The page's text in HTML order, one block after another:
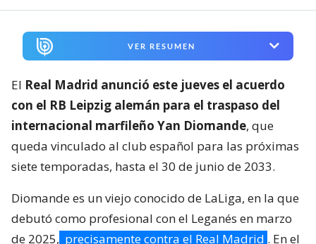
VER RESUMEN
El Real Madrid anunció este jueves el acuerdo
con el RB Leipzig alemán para el traspaso del
internacional marfileño Yan Diomande, que
queda vinculado al club español para las próximas
siete temporadas, hasta el 30 de junio de 2033.
Diomande es un viejo conocido de LaLiga, en la que
debutó como profesional con el Leganés en marzo
de 2025, precisamente contra el Real Madrid . En el